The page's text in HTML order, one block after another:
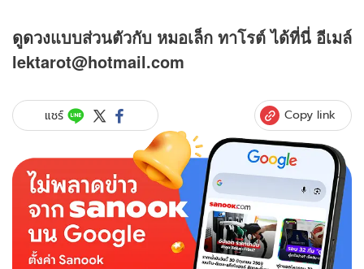
ดูดวงแบบส่วนตัวกับ หมอเล็ก ทาโรต์ ได้ที่นี่ อีเมล์
lektarot@hotmail.com
แชร์ Copy link